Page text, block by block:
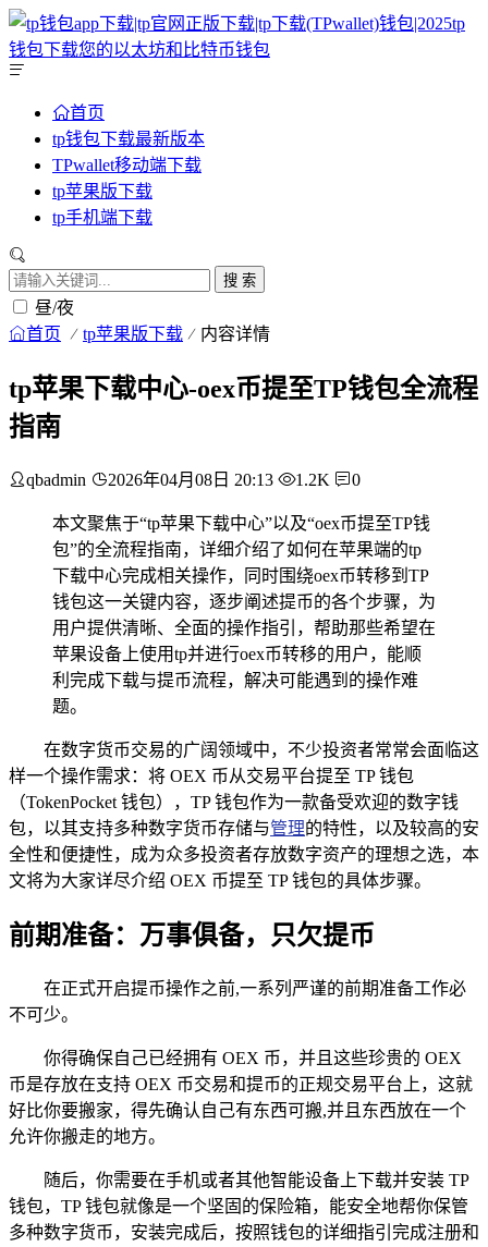
首页
tp钱包下载最新版本
TPwallet移动端下载
tp苹果版下载
tp手机端下载
搜 索
昼/夜
首页 tp苹果版下载 内容详情
tp苹果下载中心-oex币提至TP钱包全流程
指南
qbadmin 2026年04月08日 20:13 1.2K 0
本文聚焦于“tp苹果下载中心”以及“oex币提至TP钱
包”的全流程指南，详细介绍了如何在苹果端的tp
下载中心完成相关操作，同时围绕oex币转移到TP
钱包这一关键内容，逐步阐述提币的各个步骤，为
用户提供清晰、全面的操作指引，帮助那些希望在
苹果设备上使用tp并进行oex币转移的用户，能顺
利完成下载与提币流程，解决可能遇到的操作难
题。
在数字货币交易的广阔领域中，不少投资者常常会面临这
样一个操作需求：将 OEX 币从交易平台提至 TP 钱包
（TokenPocket 钱包），TP 钱包作为一款备受欢迎的数字钱
包，以其支持多种数字货币存储与管理的特性，以及较高的安
全性和便捷性，成为众多投资者存放数字资产的理想之选，本
文将为大家详尽介绍 OEX 币提至 TP 钱包的具体步骤。
前期准备：万事俱备，只欠提币
在正式开启提币操作之前,一系列严谨的前期准备工作必
不可少。
你得确保自己已经拥有 OEX 币，并且这些珍贵的 OEX
币是存放在支持 OEX 币交易和提币的正规交易平台上，这就
好比你要搬家，得先确认自己有东西可搬,并且东西放在一个
允许你搬走的地方。
随后，你需要在手机或者其他智能设备上下载并安装 TP
钱包，TP 钱包就像是一个坚固的保险箱，能安全地帮你保管
多种数字货币，安装完成后，按照钱包的详细指引完成注册和